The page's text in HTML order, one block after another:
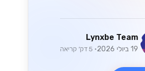
Lynxbe Team
19 ביולי 2026 • 5 דק׳ קריאה